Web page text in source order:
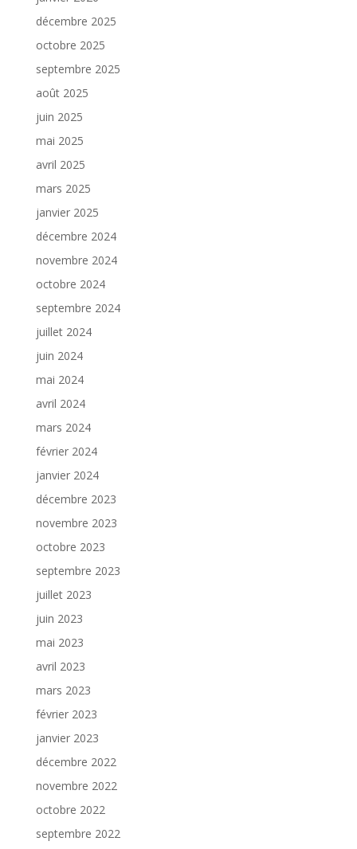
décembre 2025
octobre 2025
septembre 2025
août 2025
juin 2025
mai 2025
avril 2025
mars 2025
janvier 2025
décembre 2024
novembre 2024
octobre 2024
septembre 2024
juillet 2024
juin 2024
mai 2024
avril 2024
mars 2024
février 2024
janvier 2024
décembre 2023
novembre 2023
octobre 2023
septembre 2023
juillet 2023
juin 2023
mai 2023
avril 2023
mars 2023
février 2023
janvier 2023
décembre 2022
novembre 2022
octobre 2022
septembre 2022